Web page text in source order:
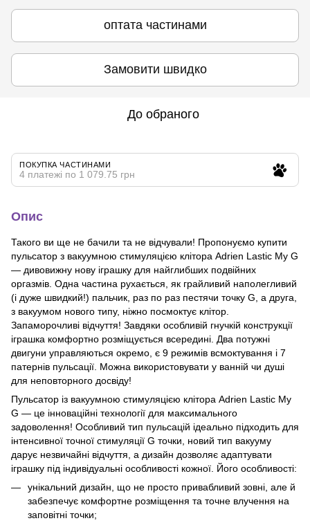
оптата частинами
Замовити швидко
До обраного
ПОКУПКА ЧАСТИНАМИ
4 платежі по 1 079.75 грн
Опис
Такого ви ще не бачили та не відчували! Пропонуємо купити
пульсатор з вакуумною стимуляцією клітора Adrien Lastic My G
— дивовижну нову іграшку для найглибших подвійних
оргазмів. Одна частина рухається, як грайливий наполегливий
(і дуже швидкий!) пальчик, раз по раз пестячи точку G, а друга,
з вакуумом нового типу, ніжно посмоктує клітор.
Запаморочливі відчуття! Завдяки особливій гнучкій конструкції
іграшка комфортно розміщується всередині. Два потужні
двигуни управляються окремо, є 9 режимів всмоктування і 7
патернів пульсації. Можна використовувати у ванній чи душі
для неповторного досвіду!
Пульсатор із вакуумною стимуляцією клітора Adrien Lastic My
G — це інноваційні технології для максимального
задоволення! Особливий тип пульсацій ідеально підходить для
інтенсивної точної стимуляції G точки, новий тип вакууму
дарує незвичайні відчуття, а дизайн дозволяє адаптувати
іграшку під індивідуальні особливості кожної. Його особливості:
унікальний дизайн, що не просто привабливий зовні, але й
забезпечує комфортне розміщення та точне влучення на
заповітні точки;